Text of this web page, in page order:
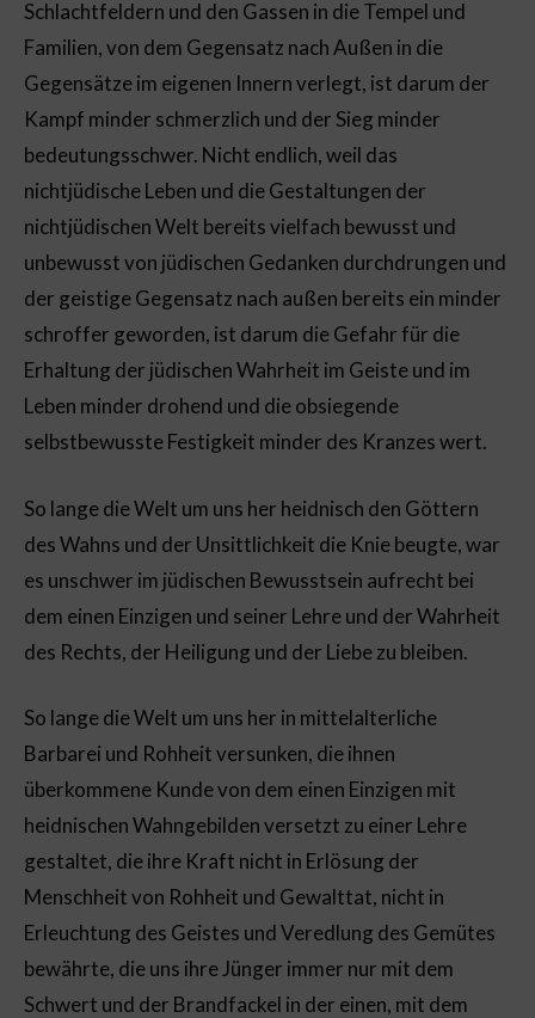
Schlachtfeldern und den Gassen in die Tempel und
Familien, von dem Gegensatz nach Außen in die
Gegensätze im eigenen Innern verlegt, ist darum der
Kampf minder schmerzlich und der Sieg minder
bedeutungsschwer. Nicht endlich, weil das
nichtjüdische Leben und die Gestaltungen der
nichtjüdischen Welt bereits vielfach bewusst und
unbewusst von jüdischen Gedanken durchdrungen und
der geistige Gegensatz nach außen bereits ein minder
schroffer geworden, ist darum die Gefahr für die
Erhaltung der jüdischen Wahrheit im Geiste und im
Leben minder drohend und die obsiegende
selbstbewusste Festigkeit minder des Kranzes wert.
So lange die Welt um uns her heidnisch den Göttern
des Wahns und der Unsittlichkeit die Knie beugte, war
es unschwer im jüdischen Bewusstsein aufrecht bei
dem einen Einzigen und seiner Lehre und der Wahrheit
des Rechts, der Heiligung und der Liebe zu bleiben.
So lange die Welt um uns her in mittelalterliche
Barbarei und Rohheit versunken, die ihnen
überkommene Kunde von dem einen Einzigen mit
heidnischen Wahngebilden versetzt zu einer Lehre
gestaltet, die ihre Kraft nicht in Erlösung der
Menschheit von Rohheit und Gewalttat, nicht in
Erleuchtung des Geistes und Veredlung des Gemütes
bewährte, die uns ihre Jünger immer nur mit dem
Schwert und der Brandfackel in der einen, mit dem